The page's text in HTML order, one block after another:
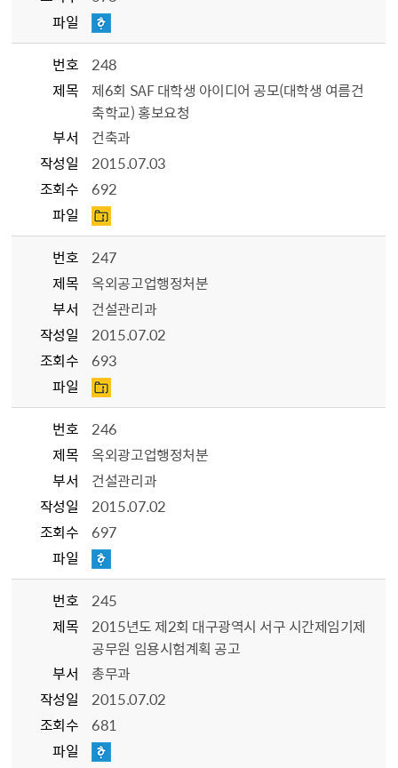
파일
번호
248
제목
제6회 SAF 대학생 아이디어 공모(대학생 여름건
축학교) 홍보요청
부서
건축과
작성일
2015.07.03
조회수
692
파일
번호
247
제목
옥외공고업행정처분
부서
건설관리과
작성일
2015.07.02
조회수
693
파일
번호
246
제목
옥외광고업행정처분
부서
건설관리과
작성일
2015.07.02
조회수
697
파일
번호
245
제목
2015년도 제2회 대구광역시 서구 시간제임기제
공무원 임용시험계획 공고
부서
총무과
작성일
2015.07.02
조회수
681
파일